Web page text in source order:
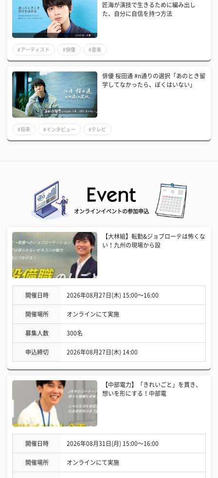
匠海が演技で生きるために編み出し
た、自分に自信を持つ方法
#アーティスト #俳優 #音楽
俳優 桜田通 #n通りの選択「あのとき留
学してなかったら、ぼくはいない」
#将来 #インタビュー #テレビ
オンラインイベントの参加申込
【大林組】転勤&ジョブローテは怖くな
い！九州の現場から設
開催日時 2026年08月27日(木) 15:00〜16:00
開催場所 オンラインにて実施
募集人数 300名
申込締切 2026年08月27日(木) 14:00
【中部電力】「きれいごと」を貫き、
想いを形にする！中部電
開催日時 2026年08月31日(月) 15:00〜16:00
開催場所 オンラインにて実施